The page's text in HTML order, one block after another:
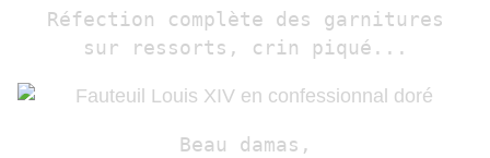
Réfection complète des garnitures
sur ressorts, crin piqué...
Beau damas,